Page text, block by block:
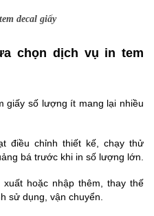
chọn dịch vụ in tem
giấy số lượng ít mang lại nhiều
điều chỉnh thiết kế, chạy thử
bá trước khi in số lượng lớn.
hoặc nhập thêm, thay thế
sử dụng, vận chuyển.